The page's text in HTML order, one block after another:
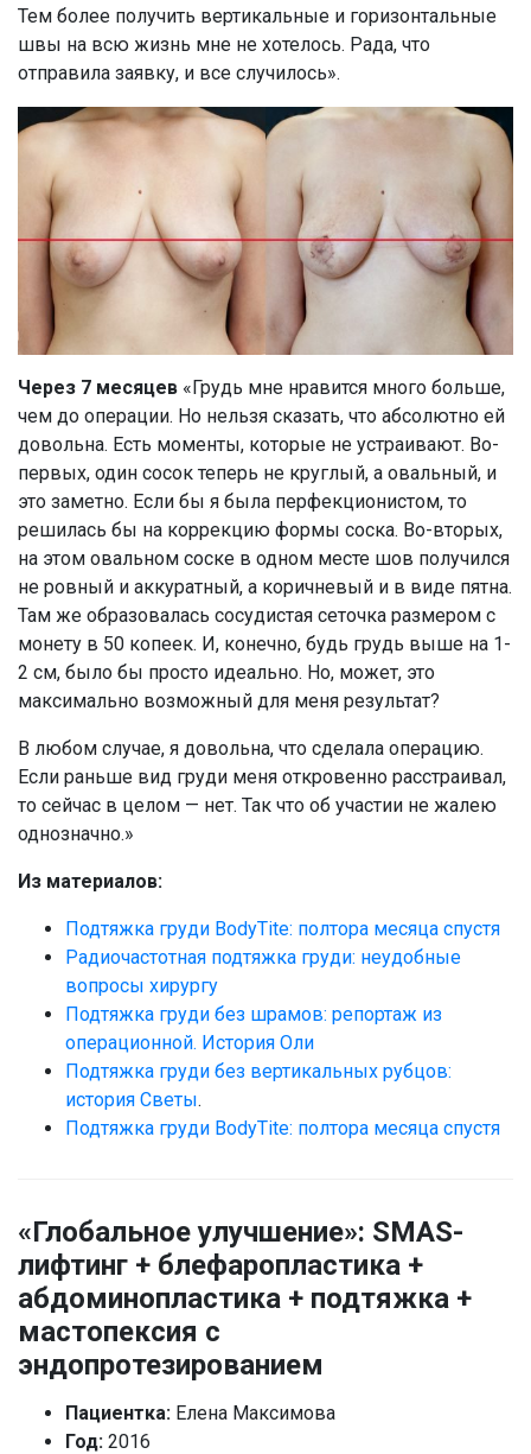
Тем более получить вертикальные и горизонтальные
швы на всю жизнь мне не хотелось. Рада, что
отправила заявку, и все случилось».
Через 7 месяцев «Грудь мне нравится много больше,
чем до операции. Но нельзя сказать, что абсолютно ей
довольна. Есть моменты, которые не устраивают. Во-
первых, один сосок теперь не круглый, а овальный, и
это заметно. Если бы я была перфекционистом, то
решилась бы на коррекцию формы соска. Во-вторых,
на этом овальном соске в одном месте шов получился
не ровный и аккуратный, а коричневый и в виде пятна.
Там же образовалась сосудистая сеточка размером с
монету в 50 копеек. И, конечно, будь грудь выше на 1-
2 см, было бы просто идеально. Но, может, это
максимально возможный для меня результат?
В любом случае, я довольна, что сделала операцию.
Если раньше вид груди меня откровенно расстраивал,
то сейчас в целом — нет. Так что об участии не жалею
однозначно.»
Из материалов:
Подтяжка груди BodyTite: полтора месяца спустя
Радиочастотная подтяжка груди: неудобные
вопросы хирургу
Подтяжка груди без шрамов: репортаж из
операционной. История Оли
Подтяжка груди без вертикальных рубцов:
история Светы.
Подтяжка груди BodyTite: полтора месяца спустя
«Глобальное улучшение»: SMAS-
лифтинг + блефаропластика +
абдоминопластика + подтяжка +
мастопексия с
эндопротезированием
Пациентка: Елена Максимова
Год: 2016